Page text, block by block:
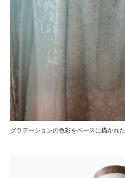
グラデーションの色彩をベースに描かれ